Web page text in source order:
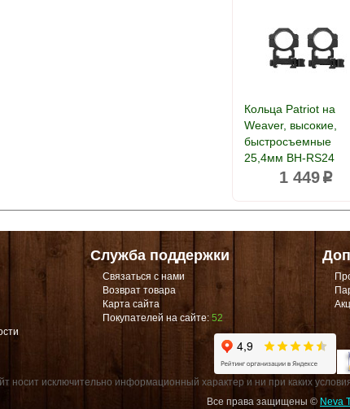
Кольца Patriot на
Weaver, высокие,
быстросъемные
25,4мм BH-RS24
1 449 p
Служба поддержки
Связаться с нами
Возврат товара
Карта сайта
Покупателей на сайте: 52
носит исключительно информационный характер и ни при каких
Все права защищены © Neva